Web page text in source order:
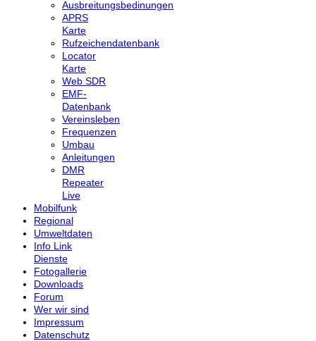
Ausbreitungsbedinungen
APRS
Karte
Rufzeichendatenbank
Locator
Karte
Web SDR
EMF-
Datenbank
Vereinsleben
Frequenzen
Umbau
Anleitungen
DMR
Repeater
Live
Mobilfunk
Regional
Umweltdaten
Info Link
Dienste
Fotogallerie
Downloads
Forum
Wer wir sind
Impressum
Datenschutz